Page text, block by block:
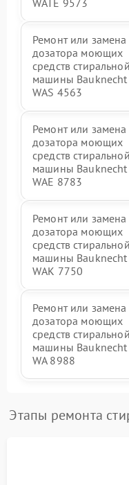
WATE 9573
Ремонт или замена
дозатора моющих
средств стиральной
машины Bauknecht
WAS 4563
Ремонт или замена
дозатора моющих
средств стиральной
машины Bauknecht
WAE 8783
Ремонт или замена
дозатора моющих
средств стиральной
машины Bauknecht
WAK 7750
Ремонт или замена
дозатора моющих
средств стиральной
машины Bauknecht
WA 8988
Этапы ремонта